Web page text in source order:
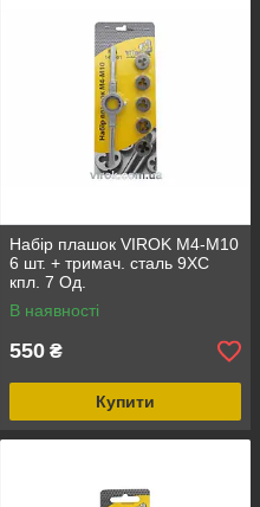
Набір плашок VIROK М4-М10
6 шт. + тримач. сталь 9ХС
кпл. 7 Од.
В наявності
550 ₴
Купити